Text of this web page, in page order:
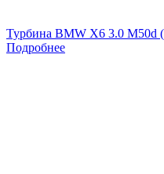
Турбина BMW X6 3.0 M50d
Подробнее